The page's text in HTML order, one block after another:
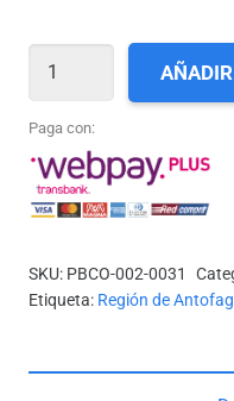
NORTE
RADA
DE
ANTOFAGASTA
Paga con:
SKU: PBCO-002-0031
Etiqueta: Región de